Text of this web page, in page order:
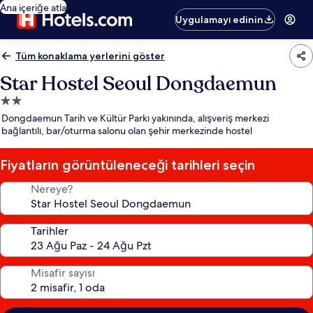
Ana içeriğe atla
Uygulamayı edinin
Tüm konaklama yerlerini göster
Star Hostel Seoul Dongdaemun
2.0
yıldızlı
konaklama
yeri
Dongdaemun Tarih ve Kültür Parkı yakınında, alışveriş merkezi
bağlantılı, bar/oturma salonu olan şehir merkezinde hostel
Fiyatların görüntüleneceği tarihleri seçin
Nereye?
Tarihler
Misafir sayısı